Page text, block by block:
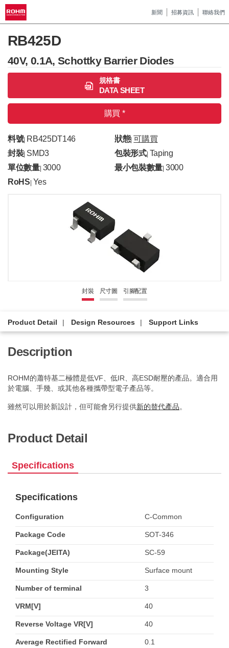
新聞 招募資訊 聯絡我們
RB425D
40V, 0.1A, Schottky Barrier Diodes
規格書
DATA SHEET
購買 *
料號| RB425DT146 狀態| 可購買
封裝| SMD3 包裝形式| Taping
單位數量| 3000 最小包裝數量 |3000
RoHS Yes
封裝 尺寸圖 引腳配置
Product Detail Design Resources Support Links
Description
ROHM的蕭特基二極體是低VF、低IR、高ESD耐壓的產品。適合用
於電腦、手幾、或其他各種攜帶型電子產品等。
雖然可以用於新設計，但可能會另行提供新的替代產品。
Product Detail
Specifications
Specifications
Configuration C-Common
Package Code SOT-346
Package(JEITA) SC-59
Mounting Style Surface mount
Number of terminal 3
VRM[V] 40
Reverse Voltage VR[V] 40
Average Rectified Forward
0.1